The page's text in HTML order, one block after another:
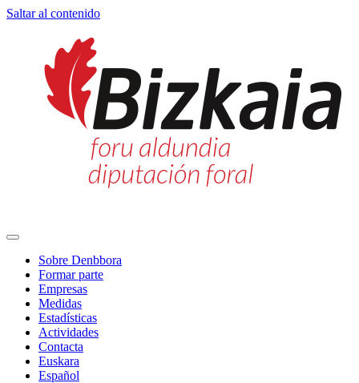
Saltar al contenido
Navegación
principal
Sobre Denbbora
Formar parte
Empresas
Medidas
Estadísticas
Actividades
Contacta
Euskara
Español